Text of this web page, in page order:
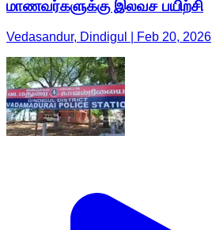
மாணவர்களுக்கு இலவச பயிற்சி
Vedasandur, Dindigul | Feb 20, 2026